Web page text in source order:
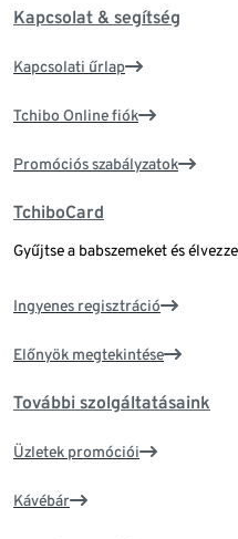
Kapcsolat & segítség
Kapcsolati űrlap
Tchibo Online fiók
Promóciós szabályzatok
TchiboCard
Gyűjtse a babszemeket és
Ingyenes regisztráció
Előnyök megtekintése
További szolgáltatásaink
Üzletek promóciói
Kávébár